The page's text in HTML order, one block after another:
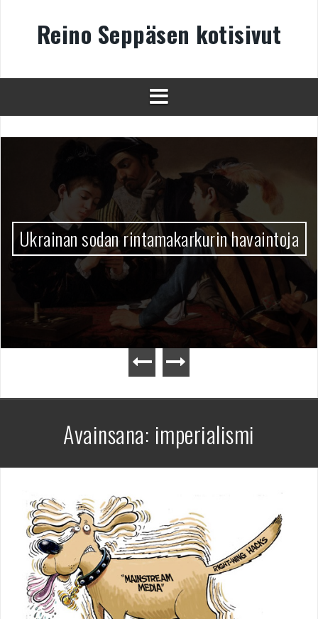
Reino Seppäsen kotisivut
Ukrainan sodan rintamakarkurin havaintoja
Avainsana: imperialismi